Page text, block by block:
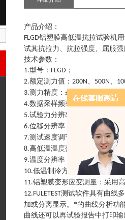
产品介绍：
FLGD铝塑膜高低温抗拉试验机
试其抗拉力、抗拉强度、屈服
技术参数：
1.型号： FLGD ；
2.额定测力值： 200N、 500N、
3.测力精度：± 0.3% 0.5%FS；
4.数据采样频率：≥
闭环
5.试验力分辨率：
6.位移分辨率： μm；
7.测试速度调节： 0.001～
8.高低温温度范围： -40~﹢200
9.温度分辨率： 0.1℃；
10.低温制冷方式采用压缩机制冷
11.铝塑膜变形应变测量：采用
12.FULETEST测试软件具有曲线
加或分离显示。*的曲线分析功
曲线还可以再试验报告中打印输